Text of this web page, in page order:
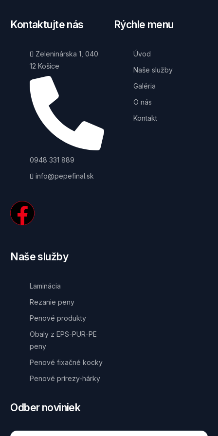
Kontaktujte nás
Zeleninárska 1, 040
12 Košice
0948 331 889
info@pepefinal.sk
Rýchle menu
Úvod
Naše služby
Galéria
O nás
Kontakt
Naše služby
Laminácia
Rezanie peny
Penové produkty
Obaly z EPS-PUR-PE
peny
Penové fixačné kocky
Penové prírezy-hárky
Odber noviniek